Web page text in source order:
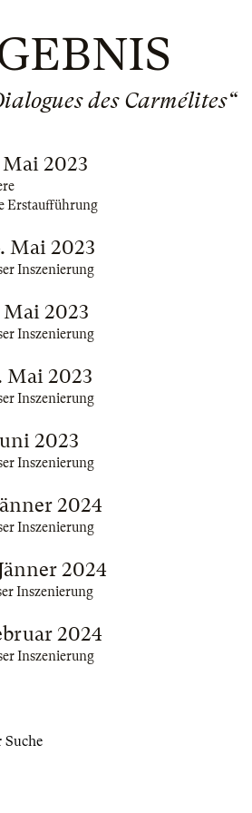
des Carmélites“
2023
Erstaufführung
Mai 2023
Inszenierung
Mai 2023
Inszenierung
Mai 2023
Inszenierung
2023
Inszenierung
2024
Inszenierung
2024
Inszenierung
2024
Inszenierung